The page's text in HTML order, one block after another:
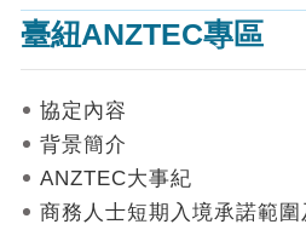
答
統
數
據
首
臺紐ANZTEC專區
協定內容
背景簡介
ANZTEC大事紀
商務人士短期入境承諾範